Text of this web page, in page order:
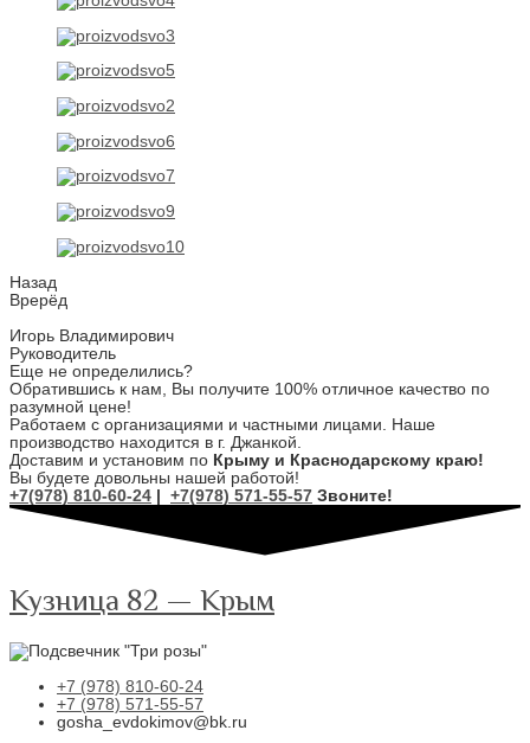
Назад
Врерёд
Игорь Владимирович
Руководитель
Еще не определились?
Обратившись к нам, Вы получите 100% отличное качество по
разумной цене!
Работаем с организациями и частными лицами. Наше
производство находится в г. Джанкой.
Доставим и установим по Крыму и Краснодарскому краю!
Вы будете довольны нашей работой!
+7(978) 810-60-24 | +7(978) 571-55-57 Звоните!
Кузница 82 — Крым
+7 (978) 810-60-24
+7 (978) 571-55-57
gosha_evdokimov@bk.ru